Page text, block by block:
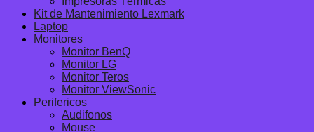
Kit de Mantenimiento Lexmark
Laptop
Monitores
Monitor BenQ
Monitor LG
Monitor Teros
Monitor ViewSonic
Perifericos
Audifonos
Mouse